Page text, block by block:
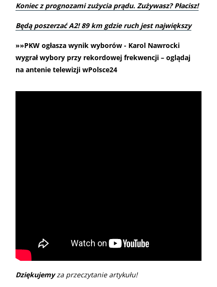
Koniec z prognozami zużycia prądu. Zużywasz? Płacisz!
Będą poszerzać A2! 89 km gdzie ruch jest największy
»»PKW ogłasza wynik wyborów - Karol Nawrocki
wygrał wybory przy rekordowej frekwencji – oglądaj
na antenie telewizji wPolsce24
Dziękujemyza przeczytanie artykułu!